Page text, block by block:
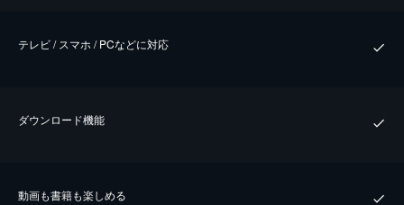
テレビ / スマホ / PCなどに対応
ダウンロード機能
動画も書籍も楽しめる